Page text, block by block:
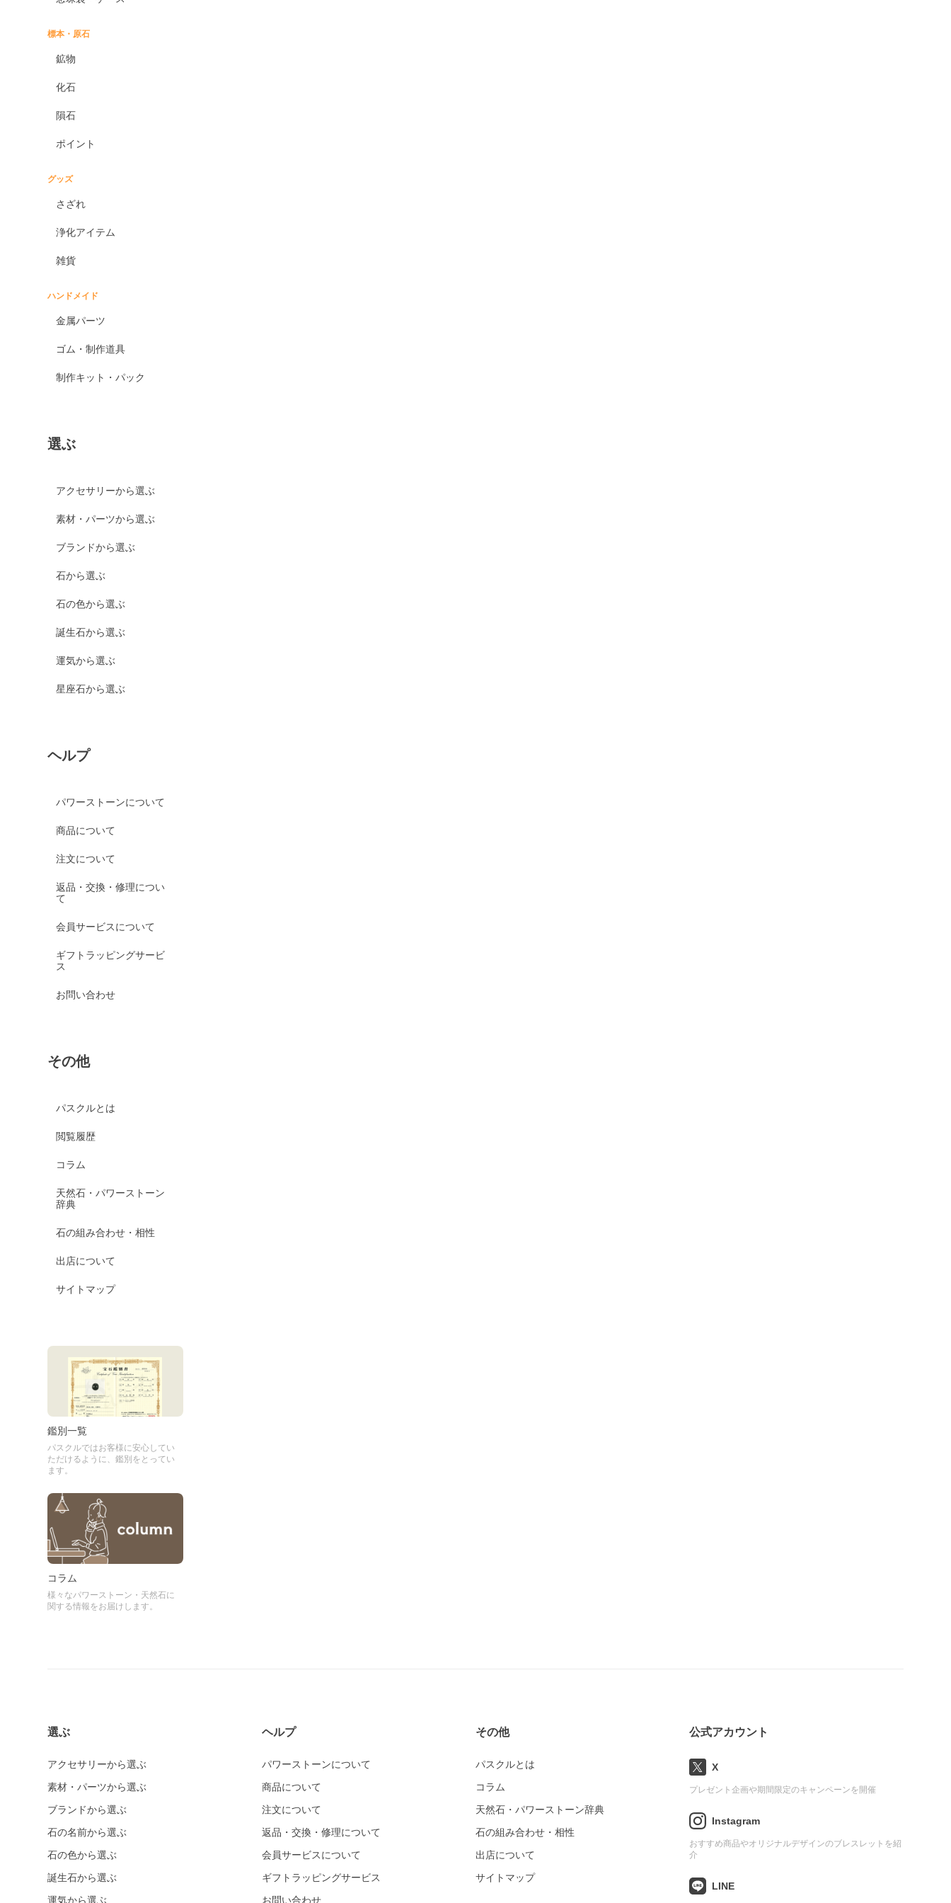
標本・原石
鉱物
化石
隕石
ポイント
グッズ
さざれ
浄化アイテム
雑貨
ハンドメイド
金属パーツ
ゴム・制作道具
制作キット・パック
選ぶ
アクセサリーから選ぶ
素材・パーツから選ぶ
ブランドから選ぶ
石から選ぶ
石の色から選ぶ
誕生石から選ぶ
運気から選ぶ
星座石から選ぶ
ヘルプ
パワーストーンについて
商品について
注文について
返品・交換・修理につい
て
会員サービスについて
ギフトラッピングサービ
ス
お問い合わせ
その他
パスクルとは
閲覧履歴
コラム
天然石・パワーストーン
辞典
石の組み合わせ・相性
出店について
サイトマップ
鑑別一覧
パスクルではお客様に安心してい
ただけるように、鑑別をとってい
ます。
コラム
様々なパワーストーン・天然石に
関する情報をお届けします。
選ぶ
アクセサリーから選ぶ
素材・パーツから選ぶ
ブランドから選ぶ
石の名前から選ぶ
石の色から選ぶ
誕生石から選ぶ
運気から選ぶ
ヘルプ
パワーストーンについて
商品について
注文について
返品・交換・修理について
会員サービスについて
ギフトラッピングサービス
お問い合わせ
その他
パスクルとは
コラム
天然石・パワーストーン辞典
石の組み合わせ・相性
出店について
サイトマップ
公式アカウント
X
プレゼント企画や期間限定のキャンペーンを開催
Instagram
おすすめ商品やオリジナルデザインのブレスレットを紹
介
LINE